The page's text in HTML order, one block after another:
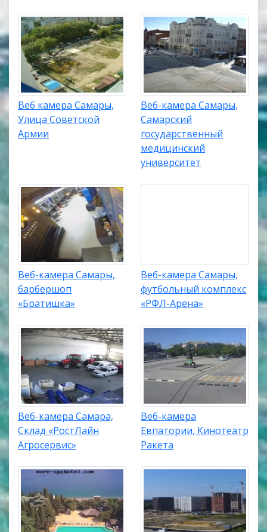
Веб камера Самары,
Улица Советской
Армии
Веб-камера Самары,
Самарский
государственный
медицинский
университет
Веб-камера Самары,
барбершоп
«Братишка»
Веб-камера Самары,
футбольный комплекс
«РФЛ-Арена»
Веб-камера Самара,
Склад «РостЛайн
Агросервис»
Веб-камера
Евпатории, Кинотеатр
Ракета